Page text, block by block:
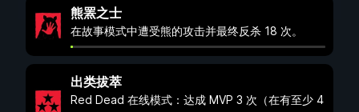
熊罴之士
在故事模式中遭受熊的攻击并最终反杀 18 次。
出类拔萃
Red Dead 在线模式：达成 MVP 3 次（在有至少 4